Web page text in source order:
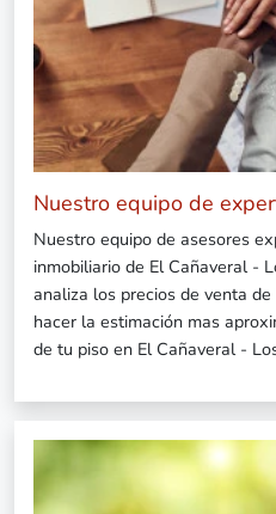
Nuestro equipo de
Nuestro equipo de asesores
inmobiliario de El Cañaveral -
analiza los precios de venta
hacer la estimación mas
de tu piso en El Cañaveral -